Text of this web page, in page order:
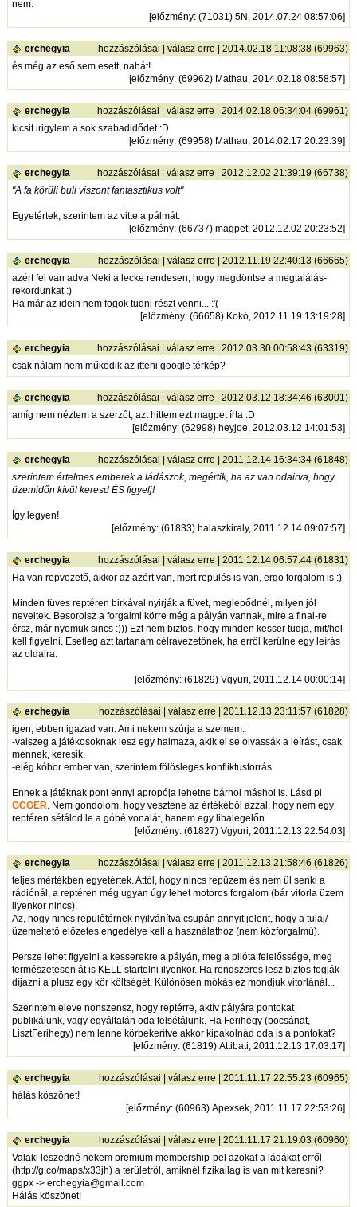
nem.
[előzmény: (71031) 5N, 2014.07.24 08:57:06]
erchegyia hozzászólásai |válasz erre | 2014.02.18 11:08:38 (69963)
és még az eső sem esett, nahát!
[előzmény: (69962) Mathau, 2014.02.18 08:58:57]
erchegyia hozzászólásai |válasz erre | 2014.02.18 06:34:04 (69961)
kicsit irigylem a sok szabadidődet :D
[előzmény: (69958) Mathau, 2014.02.17 20:23:39]
erchegyia hozzászólásai |válasz erre | 2012.12.02 21:39:19 (66738)
"A fa körüli buli viszont fantasztikus volt"
Egyetértek, szerintem az vitte a pálmát.
[előzmény: (66737) magpet, 2012.12.02 20:23:52]
erchegyia hozzászólásai |válasz erre | 2012.11.19 22:40:13 (66665)
azért fel van adva Neki a lecke rendesen, hogy megdöntse a megtalálás-
rekordunkat :)
Ha már az idein nem fogok tudni részt venni... :'(
[előzmény: (66658) Kokó, 2012.11.19 13:19:28]
erchegyia hozzászólásai |válasz erre | 2012.03.30 00:58:43 (63319)
csak nálam nem működik az itteni google térkép?
erchegyia hozzászólásai |válasz erre | 2012.03.12 18:34:46 (63001)
amíg nem néztem a szerzőt, azt hittem ezt magpet írta :D
[előzmény: (62998) heyjoe, 2012.03.12 14:01:53]
erchegyia hozzászólásai |válasz erre | 2011.12.14 16:34:34 (61848)
szerintem értelmes emberek a ládászok, megértik, ha az van odairva, hogy
üzemidőn kívül keresd ÉS figyelj!
Így legyen!
[előzmény: (61833) halaszkiraly, 2011.12.14 09:07:57]
erchegyia hozzászólásai |válasz erre | 2011.12.14 06:57:44 (61831)
Ha van repvezető, akkor az azért van, mert repülés is van, ergo forgalom is :)
Minden füves reptéren birkával nyirják a füvet, meglepődnél, milyen jól
neveltek. Besorolsz a forgalmi körre még a pályán vannak, mire a final-re
érsz, már nyomuk sincs :))) Ezt nem biztos, hogy minden kesser tudja, mit/hol
kell figyelni. Esetleg azt tartanám célravezetőnek, ha erről kerülne egy leírás
az oldalra.
[előzmény: (61829) Vgyuri, 2011.12.14 00:00:14]
erchegyia hozzászólásai |válasz erre | 2011.12.13 23:11:57 (61828)
igen, ebben igazad van. Ami nekem szúrja a szemem:
-valszeg a játékosoknak lesz egy halmaza, akik el se olvassák a leírást, csak
mennek, keresik.
-elég kóbor ember van, szerintem fölösleges konfliktusforrás.
Ennek a játéknak pont ennyi apropója lehetne bárhol máshol is. Lásd pl
GCGER. Nem gondolom, hogy vesztene az értékéből azzal, hogy nem egy
reptéren sétálod le a góbé vonalát, hanem egy libalegelőn.
[előzmény: (61827) Vgyuri, 2011.12.13 22:54:03]
erchegyia hozzászólásai |válasz erre | 2011.12.13 21:58:46 (61826)
teljes mértékben egyetértek. Attól, hogy nincs repüzem és nem ül senki a
rádiónál, a reptéren még ugyan úgy lehet motoros forgalom (bár vitorla üzem
ilyenkor nincs).
Az, hogy nincs repülőtérnek nyilvánítva csupán annyit jelent, hogy a tulaj/
üzemeltető előzetes engedélye kell a használathoz (nem közforgalmú).
Persze lehet figyelni a kesserekre a pályán, meg a pilóta felelőssége, meg
természetesen át is KELL startolni ilyenkor. Ha rendszeres lesz biztos fogják
díjazni a plusz egy kör költségét. Különösen mókás ez mondjuk vitorlánál...
Szerintem eleve nonszensz, hogy reptérre, aktív pályára pontokat
publikálunk, vagy egyáltalán oda felsétálunk. Ha Ferihegy (bocsánat,
LisztFerihegy) nem lenne körbekerítve akkor kipakolnád oda is a pontokat?
[előzmény: (61819) Attibati, 2011.12.13 17:03:17]
erchegyia hozzászólásai |válasz erre | 2011.11.17 22:55:23 (60965)
hálás köszönet!
[előzmény: (60963) Apexsek, 2011.11.17 22:53:26]
erchegyia hozzászólásai |válasz erre | 2011.11.17 21:19:03 (60960)
Valaki leszedné nekem premium membership-pel azokat a ládákat erről
(http://g.co/maps/x33jh) a területről, amiknél fizikailag is van mit keresni?
ggpx -> erchegyia@gmail.com
Hálás köszönet!